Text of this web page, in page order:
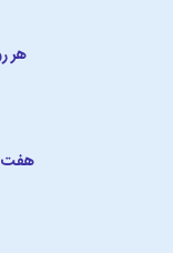
هر
هفت